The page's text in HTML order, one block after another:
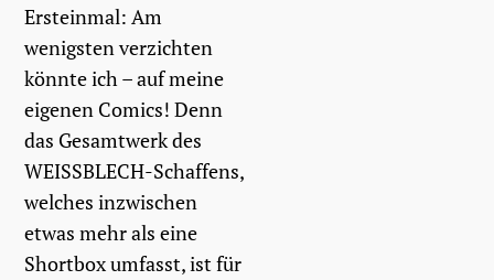
Ersteinmal: Am
wenigsten verzichten
könnte ich – auf meine
eigenen Comics! Denn
das Gesamtwerk des
WEISSBLECH-Schaffens,
welches inzwischen
etwas mehr als eine
Shortbox umfasst, ist für